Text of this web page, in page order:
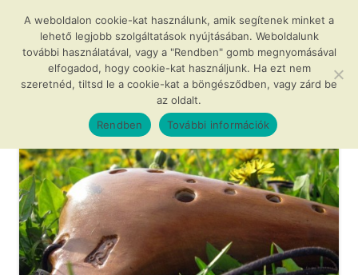
tartalomba
Agócs és a varázslatos okarínák
…avagy az okarína az új furulya!
Menü
A weboldalon cookie-kat használunk, amik segítenek minket a
lehető legjobb szolgáltatások nyújtásában. Weboldalunk
további használatával, vagy a "Rendben" gomb megnyomásával
elfogadod, hogy cookie-kat használjunk. Ha ezt nem
szeretnéd, tiltsd le a cookie-kat a böngésződben, vagy zárd be
az oldalt.
Rendben
További információk